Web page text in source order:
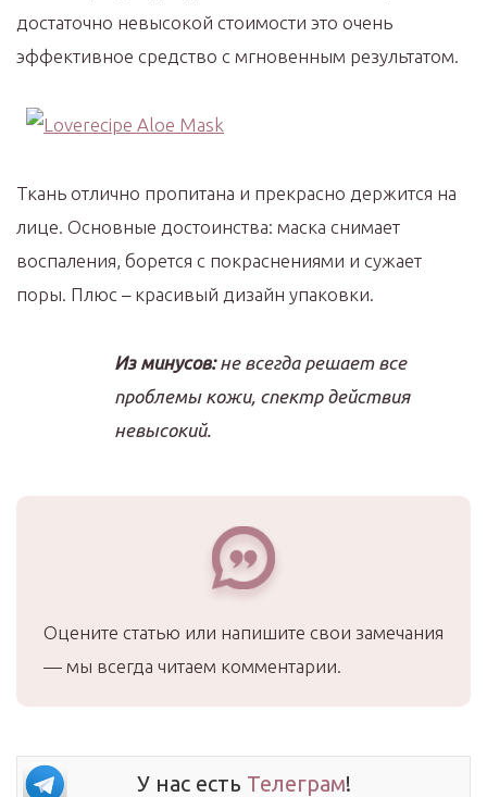
достаточно невысокой стоимости это очень
эффективное средство с мгновенным результатом.
Ткань отлично пропитана и прекрасно держится на
лице. Основные достоинства: маска снимает
воспаления, борется с покраснениями и сужает
поры. Плюс – красивый дизайн упаковки.
Из минусов:не всегда решает все
проблемы кожи, спектр действия
невысокий.
Оцените статью или напишите свои замечания
— мы всегда читаем комментарии.
У нас есть Телеграм!